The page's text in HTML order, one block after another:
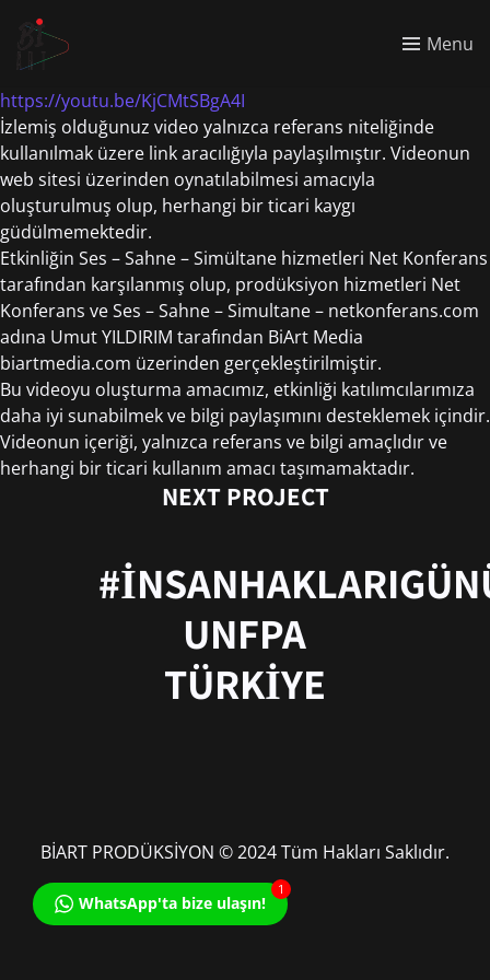
Menu
https://youtu.be/KjCMtSBgA4I
İzlemiş olduğunuz video yalnızca referans niteliğinde
kullanılmak üzere link aracılığıyla paylaşılmıştır. Videonun
web sitesi üzerinden oynatılabilmesi amacıyla
oluşturulmuş olup, herhangi bir ticari kaygı
güdülmemektedir.
Etkinliğin Ses – Sahne – Simültane hizmetleri Net Konferans
tarafından karşılanmış olup, prodüksiyon hizmetleri Net
Konferans ve Ses – Sahne – Simultane – netkonferans.com
adına Umut YILDIRIM tarafından BiArt Media
biartmedia.com üzerinden gerçekleştirilmiştir.
Bu videoyu oluşturma amacımız, etkinliği katılımcılarımıza
daha iyi sunabilmek ve bilgi paylaşımını desteklemek içindir.
Videonun içeriği, yalnızca referans ve bilgi amaçlıdır ve
herhangi bir ticari kullanım amacı taşımamaktadır.
NEXT PROJECT
UNFPA
TÜRKİYE
BİART PRODÜKSİYON © 2024 Tüm Hakları Saklıdır.
WhatsApp'ta bize ulaşın!
1